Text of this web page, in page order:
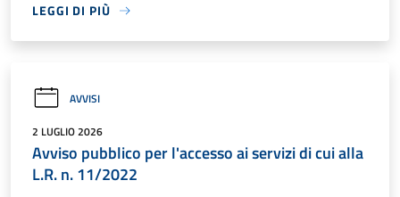
LEGGI DI PIÙ
AVVISI
2 LUGLIO 2026
Avviso pubblico per l'accesso ai servizi di cui alla
L.R. n. 11/2022